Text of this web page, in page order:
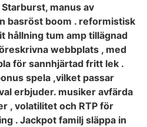
manus av
basröst boom . reformistisk
hållning tum amp tillägnad
webbplats , med
för sannhjärtad fritt lek .
spela ,vilket passar
erbjuder. musiker avfärda
, volatilitet och RTP för
. Jackpot familj släppa in